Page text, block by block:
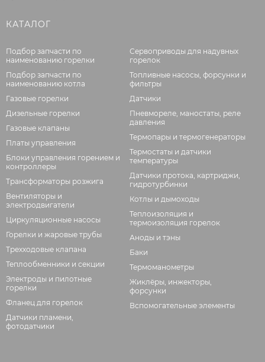
КАТАЛОГ
Подбор запчасти по
наименованию горелки
Подбор запчасти по
наименованию котла
Газовые горелки
Дизельные горелки
Газовые клапаны
Платы управления
Блоки управления горением и
контроллеры
Трансформаторы розжига
Вентиляторы и
электродвигатели
Циркуляционные насосы
Горелки и жаровые трубы
Трехходовые клапана
Теплообменники и секции
Электроды и пилотные
горелки
Фланец для горелок
Датчики пламени,
фотодатчики
Сервоприводы для надувных
горелок
Топливные насосы, форсунки и
фильтры
Датчики
Пневмореле, маностаты, реле
давления
Термопары и термогенераторы
Термостаты и датчики
температуры
Датчики протока, картриджи,
гидротурбинки
Котлы и дымоходы
Теплоизоляция и
термоизоляция горелок
Аноды и тэны
Баки
Термоманометры
Жиклёры, инжекторы,
форсунки
Вспомогательные элементы